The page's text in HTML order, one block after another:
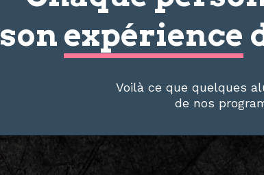
son expérience
Voilà ce que quelques
de nos